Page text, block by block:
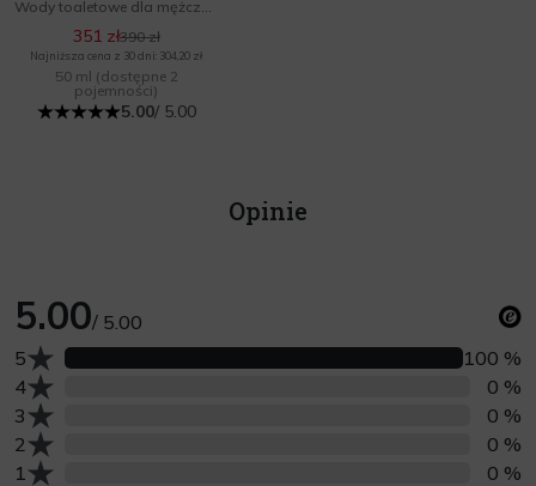
351 zł390 zł
Najniższa cena z 30 dni: 304,20 zł
50 ml (dostępne 2
pojemności)
5.00/ 5.00
Opinie
5.00/ 5.00
Liczba opinii z oceną
1 0 %
Liczba opinii z oceną
2 0 %
Liczba opinii z oceną
3 0 %
Liczba opinii z oceną
4 0 %
Liczba opinii z oceną
5 100 %